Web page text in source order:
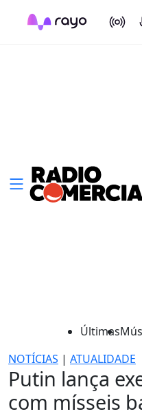
On Air
Últimas
NOTÍCIAS | ATUALIDADE
Putin lança
com mísseis